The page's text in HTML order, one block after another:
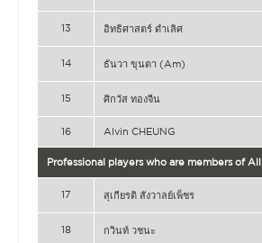
13 อิทธิศาสตร์ ดำเลิศ
14 ธันวา ขุนตา (Am)
15 ศิกวัส ทองจีน
16 Alvin CHEUNG
Professional players who are members of
17 สุเกียรติ สังวาลย์เพ็ชร
18 กวินท์ วชนะ